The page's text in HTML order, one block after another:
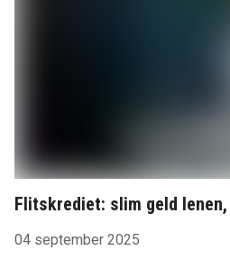
Flitskrediet: slim geld
04 september 2025